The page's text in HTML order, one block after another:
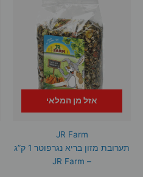
אזל מן המלאי
JR Farm
תערובת מזון בריא נגרפוטר 1 ק”ג
– JR Farm